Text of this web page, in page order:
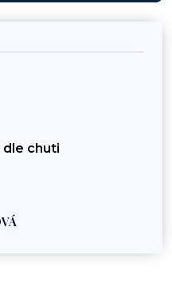
dle chuti